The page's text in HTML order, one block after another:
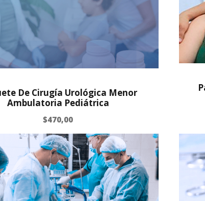
De Cirugía Urológica Menor
Ambulatoria Pediátrica
$470,00